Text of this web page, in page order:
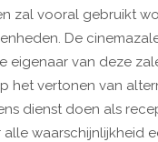
zal vooral gebruikt
De
eigenaar van deze
het vertonen van
dienst doen als
waarschijnlijkheid